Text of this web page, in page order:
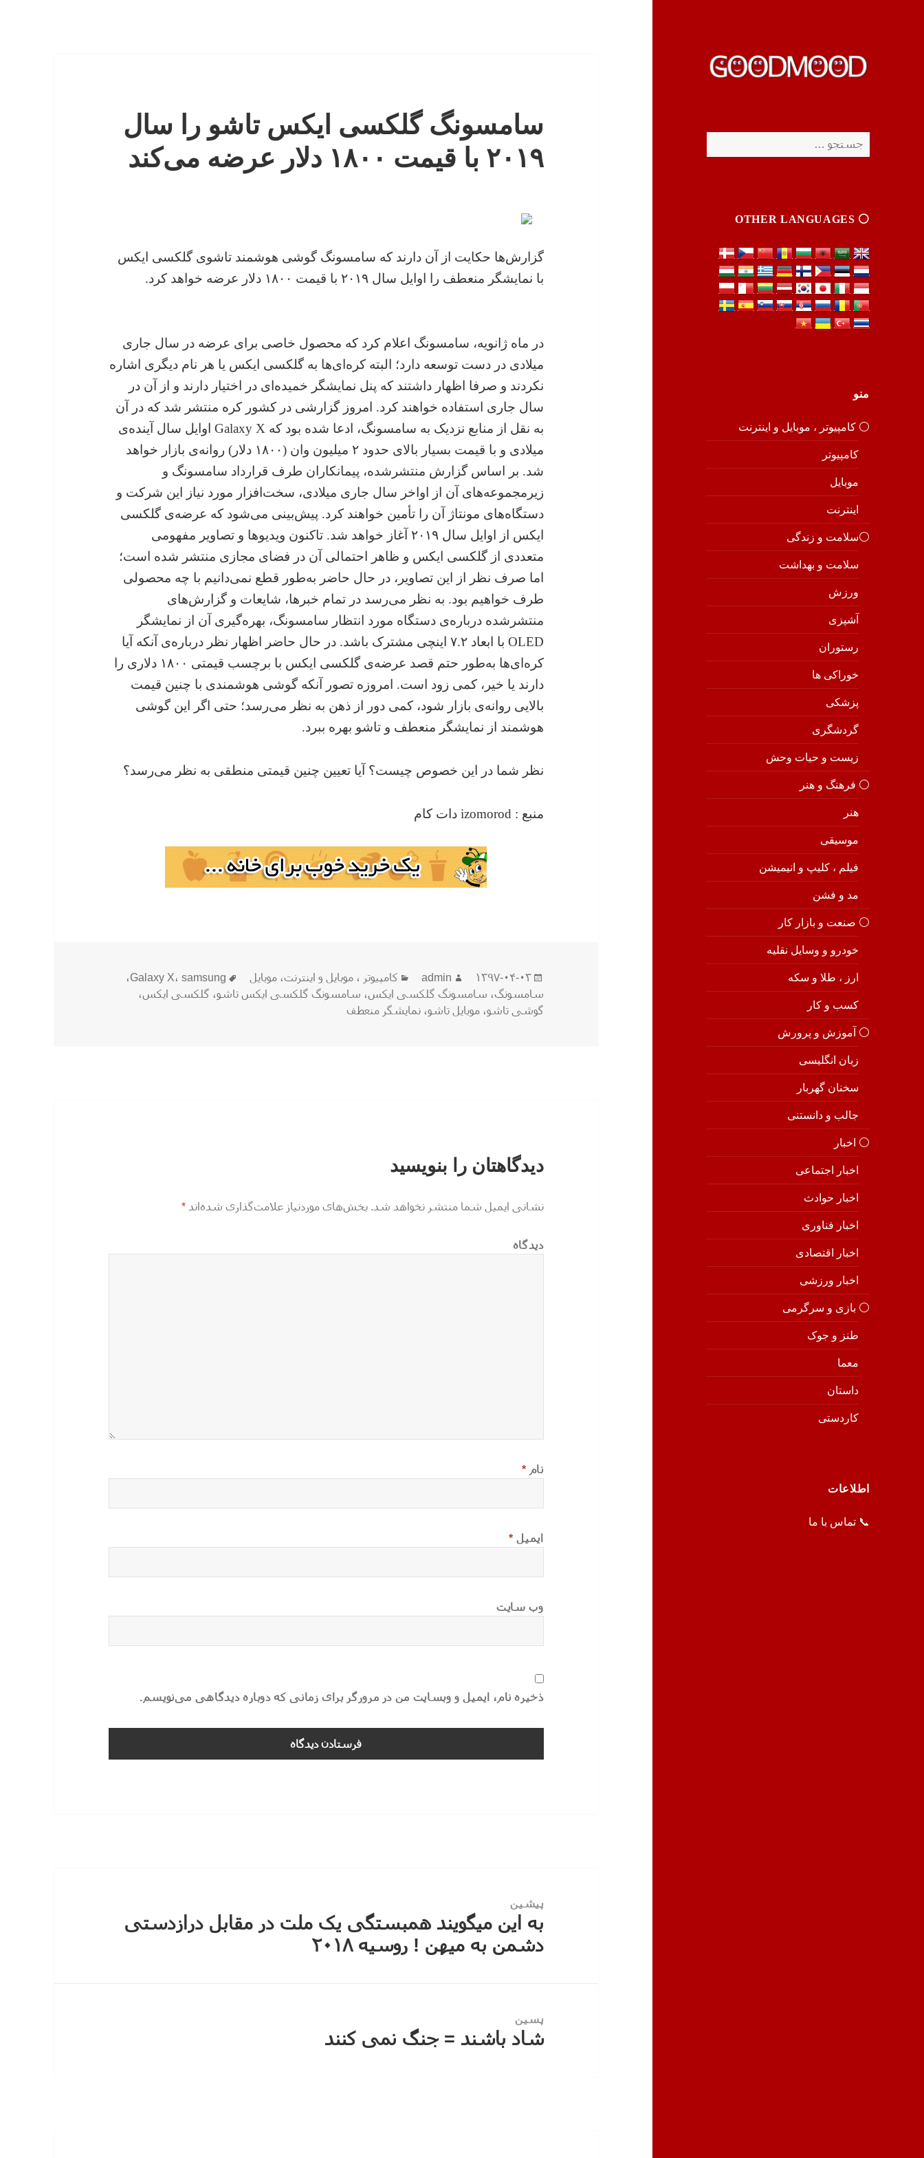
برای:
⚪️ OTHER LANGUAGES
منو
⚪️ کامپیوتر ، موبایل و اینترنت
کامپیوتر
موبایل
اینترنت
⚪️سلامت و زندگی
سلامت و بهداشت
ورزش
آشپزی
رستوران
خوراکی ها
پزشکی
گردشگری
زیست و حیات وحش
⚪️ فرهنگ و هنر
هنر
موسیقی
فیلم ، کلیپ و انیمیشن
مد و فشن
⚪️ صنعت و بازار کار
خودرو و وسایل نقلیه
ارز ، طلا و سکه
کسب و کار
⚪️ آموزش و پرورش
زبان انگلیسی
سخنان گهربار
جالب و دانستنی
⚪️ اخبار
اخبار اجتماعی
اخبار حوادث
اخبار فناوری
اخبار اقتصادی
اخبار ورزشی
⚪️ بازی و سرگرمی
طنز و جوک
معما
داستان
کاردستی
اطلاعات
📞 تماس با ما
سامسونگ گلکسی ایکس تاشو را سال
۲۰۱۹ با قیمت ۱۸۰۰ دلار عرضه می‌کند
گزارش‌ها حکایت از آن دارند که سامسونگ گوشی هوشمند تاشوی گلکسی ایکس
با نمایشگر منعطف را اوایل سال ۲۰۱۹ با قیمت ۱۸۰۰ دلار عرضه خواهد کرد.
در ماه ژانویه، سامسونگ اعلام کرد که محصول خاصی برای عرضه در سال جاری
میلادی در دست توسعه‌ دارد؛ البته کره‌ای‌ها به گلکسی ایکس یا هر نام دیگری اشاره
نکردند و صرفا اظهار داشتند که پنل‌ نمایشگر خمیده‌ای در اختیار دارند و از آن‌ در
سال جاری استفاده خواهند کرد. امروز گزارشی در کشور کره منتشر شد که در آن
به نقل از منابع نزدیک به سامسونگ، ادعا شده بود که Galaxy X اوایل سال آینده‌ی
میلادی و با قیمت بسیار بالای حدود ۲ میلیون وان (۱۸۰۰ دلار) روانه‌ی بازار خواهد
شد. بر اساس گزارش منتشرشده، پیمانکاران طرف قرارداد سامسونگ و
زیرمجموعه‌های آن از اواخر سال جاری میلادی، سخت‌افزار مورد نیاز این شرکت و
دستگاه‌های مونتاژ آن‌ را تأمین خواهند کرد. پیش‌بینی می‌شود که عرضه‌ی گلکسی
ایکس از اوایل سال ۲۰۱۹ آغاز خواهد شد. تاکنون ویدیوها و تصاویر مفهومی
متعددی از گلکسی ایکس و ظاهر احتمالی آن در فضای مجازی منتشر شده است؛
اما صرف‌ نظر از این تصاویر، در حال حاضر به‌طور قطع نمی‌دانیم با چه محصولی
طرف خواهیم بود. به‌ نظر می‌رسد در تمام خبرها، شایعات و گزارش‌های
منتشرشده درباره‌ی دستگاه مورد انتظار سامسونگ، بهره‌گیری آن از نمایشگر
OLED با ابعاد ۷.۲ اینچی مشترک باشد. در حال حاضر اظهار نظر درباره‌ی آنکه آیا
کره‌ای‌ها به‌طور حتم قصد عرضه‌ی گلکسی ایکس با برچسب قیمتی ۱۸۰۰ دلاری را
دارند یا خیر، کمی زود است. امروزه تصور آنکه گوشی هوشمندی با چنین قیمت
بالایی روانه‌ی بازار شود، کمی دور از ذهن به‌ نظر می‌رسد؛ حتی اگر این گوشی
هوشمند از نمایشگر منعطف و تاشو بهره ببرد.
نظر شما در این خصوص چیست؟ آیا تعیین چنین قیمتی منطقی به‌ نظر می‌رسد؟
منبع : izomorod دات کام
ارسال
شده
در
۱۳۹۷-۰۴-۰۳ نویسنده
admin دسته‌ها
كامپيوتر ، موبایل و اينترنت،موبایل برچسب‌ها Galaxy X، samsung
،
سامسونگ، سامسونگ گلکسی ایکس، سامسونگ گلکسی ایکس تاشو، گلکسی ایکس،
گوشی تاشو،موبایل تاشو،نمایشگر منعطف
دیدگاهتان را بنویسید
نشانی ایمیل شما منتشر نخواهد شد. بخش‌های موردنیاز علامت‌گذاری شده‌اند*
دیدگاه
نام *
ایمیل *
وب‌ سایت
ذخیره نام، ایمیل و وبسایت من در مرورگر برای زمانی که دوباره دیدگاهی می‌نویسم.
پیشین
نوشته
قبلی:
به این میگویند همبستگی یک ملت در مقابل درازدستی
دشمن به میهن ! روسیه ۲۰۱۸
پسین
نوشته
شاد باشند = جنگ نمی کنند